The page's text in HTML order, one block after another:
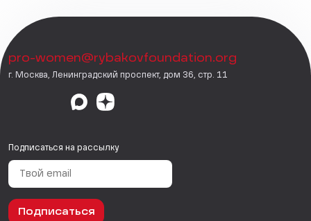
pro-women@rybakovfoundation.org
г. Москва, Ленинградский проспект, дом 36, стр. 11
Подписаться на рассылку
Подписаться